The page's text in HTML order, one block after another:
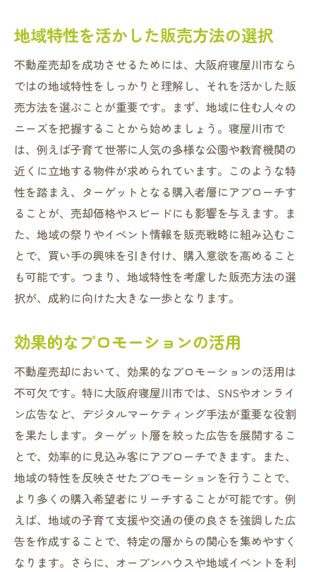
短期間で売却を成功させる秘訣
リスク管理とプロのアドバイス
プロフェッショナルな売却ツールの活用
売却プロセスで直面する課題とその解決策
地域特有の特性を生かした不動産売却戦略
地域の魅力を最大限にアピールする方法
地元住民のニーズを理解する
地域イベントを活用したプロモーション
自治体の支援制度を活用しよう
地域の歴史を不動産価値に反映させる
地域密着型の販売チームの重要性
大阪府寝屋川市で失敗しない不動産売却の方法
売却期限を守るためのスケジュール管理
取引を円滑に進めるためのチェックリスト
法律と倫理に基づいた売却手法
契約不適合を防ぐための注意点
初めての売却でも安心なサポート体制
最大限の利益を追求するための不動産売却のポ
イント
競合に勝つための差別化戦略
不動産の付加価値を高める方法
税制優遇を活用した売却プラン
地域特性を活かした販売方法の選択
不動産売却を成功させるためには、大阪府寝屋川市なら
ではの地域特性をしっかりと理解し、それを活かした販
売方法を選ぶことが重要です。まず、地域に住む人々の
ニーズを把握することから始めましょう。寝屋川市で
は、例えば子育て世帯に人気の多様な公園や教育機関の
近くに立地する物件が求められています。このような特
性を踏まえ、ターゲットとなる購入者層にアプローチす
ることが、売却価格やスピードにも影響を与えます。ま
た、地域の祭りやイベント情報を販売戦略に組み込むこ
とで、買い手の興味を引き付け、購入意欲を高めること
も可能です。つまり、地域特性を考慮した販売方法の選
択が、成約に向けた大きな一歩となります。
効果的なプロモーションの活用
不動産売却において、効果的なプロモーションの活用は
不可欠です。特に大阪府寝屋川市では、SNSやオンライ
ン広告など、デジタルマーケティング手法が重要な役割
を果たします。ターゲット層を絞った広告を展開するこ
とで、効率的に見込み客にアプローチできます。また、
地域の特性を反映させたプロモーションを行うことで、
より多くの購入希望者にリーチすることが可能です。例
えば、地域の子育て支援や交通の便の良さを強調した広
告を作成することで、特定の層からの関心を集めやすく
なります。さらに、オープンハウスや地域イベントを利